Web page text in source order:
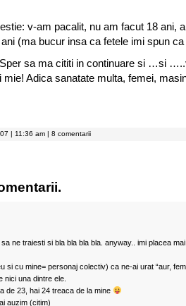
v-am pacalit, nu am facut 18 ani,
(ma bucur insa ca fetele imi spun
sa ma cititi in continuare si …si
Adica sanatate multa, femei,
| 11:36 am | 8 comentarii
sa ne traiesti si bla bla bla bla. anyway.. imi placea
si cu mine= personaj colectiv) ca ne-ai urat “aur,
nici una dintre ele.
de 23, hai 24 treaca de la mine
auzim (citim)